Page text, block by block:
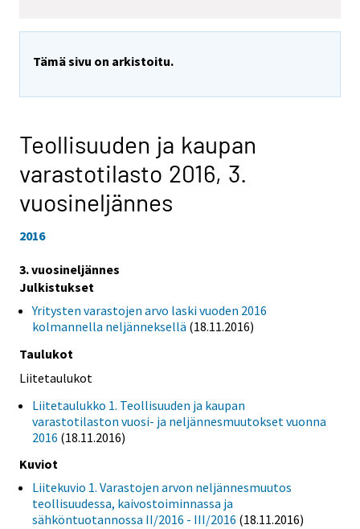
Tämä sivu on arkistoitu.
Teollisuuden ja kaupan
varastotilasto 2016, 3.
vuosineljännes
2016
3. vuosineljännes
Julkistukset
Yritysten varastojen arvo laski vuoden 2016
kolmannella neljänneksellä (18.11.2016)
Taulukot
Liitetaulukot
Liitetaulukko 1. Teollisuuden ja kaupan
varastotilaston vuosi- ja neljännesmuutokset vuonna
2016 (18.11.2016)
Kuviot
Liitekuvio 1. Varastojen arvon neljännesmuutos
teollisuudessa, kaivostoiminnassa ja
sähköntuotannossa II/2016 - III/2016 (18.11.2016)